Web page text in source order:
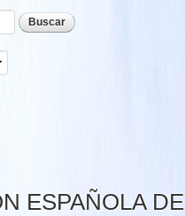
Pasar al
contenido
ESPAÑOLA DE